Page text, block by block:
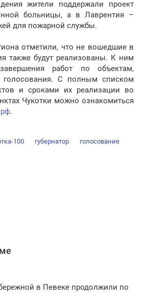
жители поддержали проект
больницы, а в Лаврентия –
для пожарной службы.
отметили, что не вошедшие в
также будут реализованы. К ним
работ по объектам,
С полным списком
и сроками их реализации во
Чукотки можно ознакомиться
.
100 губернатор голосование
в Певеке продолжили по